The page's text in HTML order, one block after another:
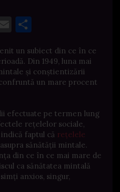
Email
un subiect din ce în ce
Din 1949, luna mai
și conștientizării
un mare procent
efectuate pe termen lung
rețelelor sociale,
faptul că rețelele
sănătății mintale.
din ce în ce mai mare de
ca sănătatea mintală
anxios, singur,